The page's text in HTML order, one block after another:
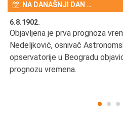
NA DANAŠNJI DAN …
6.8.1902.
Objavljena je prva prognoza
Nedeljković, osnivač
opservatorije u Beogradu
prognozu vremena.